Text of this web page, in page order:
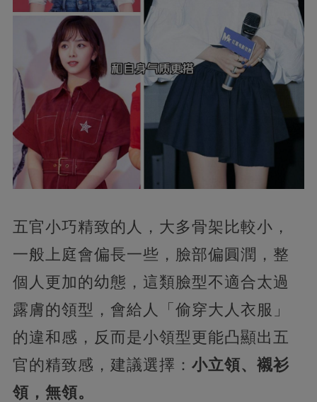
五官小巧精致的人，大多骨架比較小，
一般上庭會偏長一些，臉部偏圓潤，整
個人更加的幼態，這類臉型不適合太過
露膚的領型，會給人「偷穿大人衣服」
的違和感，反而是小領型更能凸顯出五
官的精致感，建議選擇： 小立領、襯衫
領，無領。